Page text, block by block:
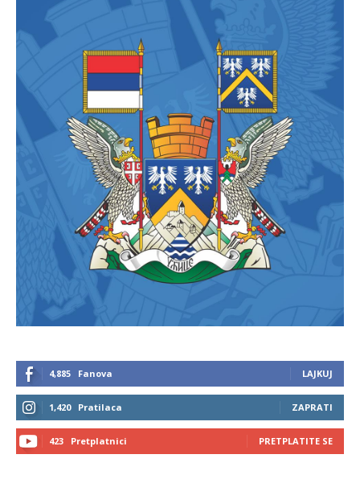
4,885 Fanova LAJKUJ
1,420 Pratilaca ZAPRATI
423 Pretplatnici PRETPLATITE SE